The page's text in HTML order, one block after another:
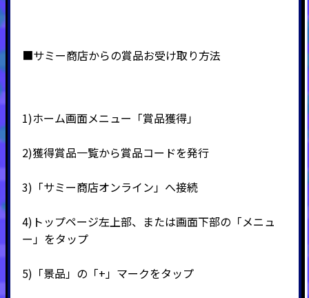
■サミー商店からの賞品お受け取り方法
1)ホーム画面メニュー「賞品獲得」
2)獲得賞品一覧から賞品コードを発行
3) 「サミー商店オンライン」へ接続
4) トップページ左上部、または画面下部の「メニュ
ー」をタップ
5) 「景品」の「+ 」マークをタップ